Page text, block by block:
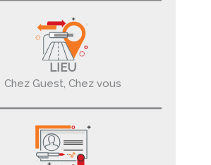
LIEU
Chez Guest, Chez vous